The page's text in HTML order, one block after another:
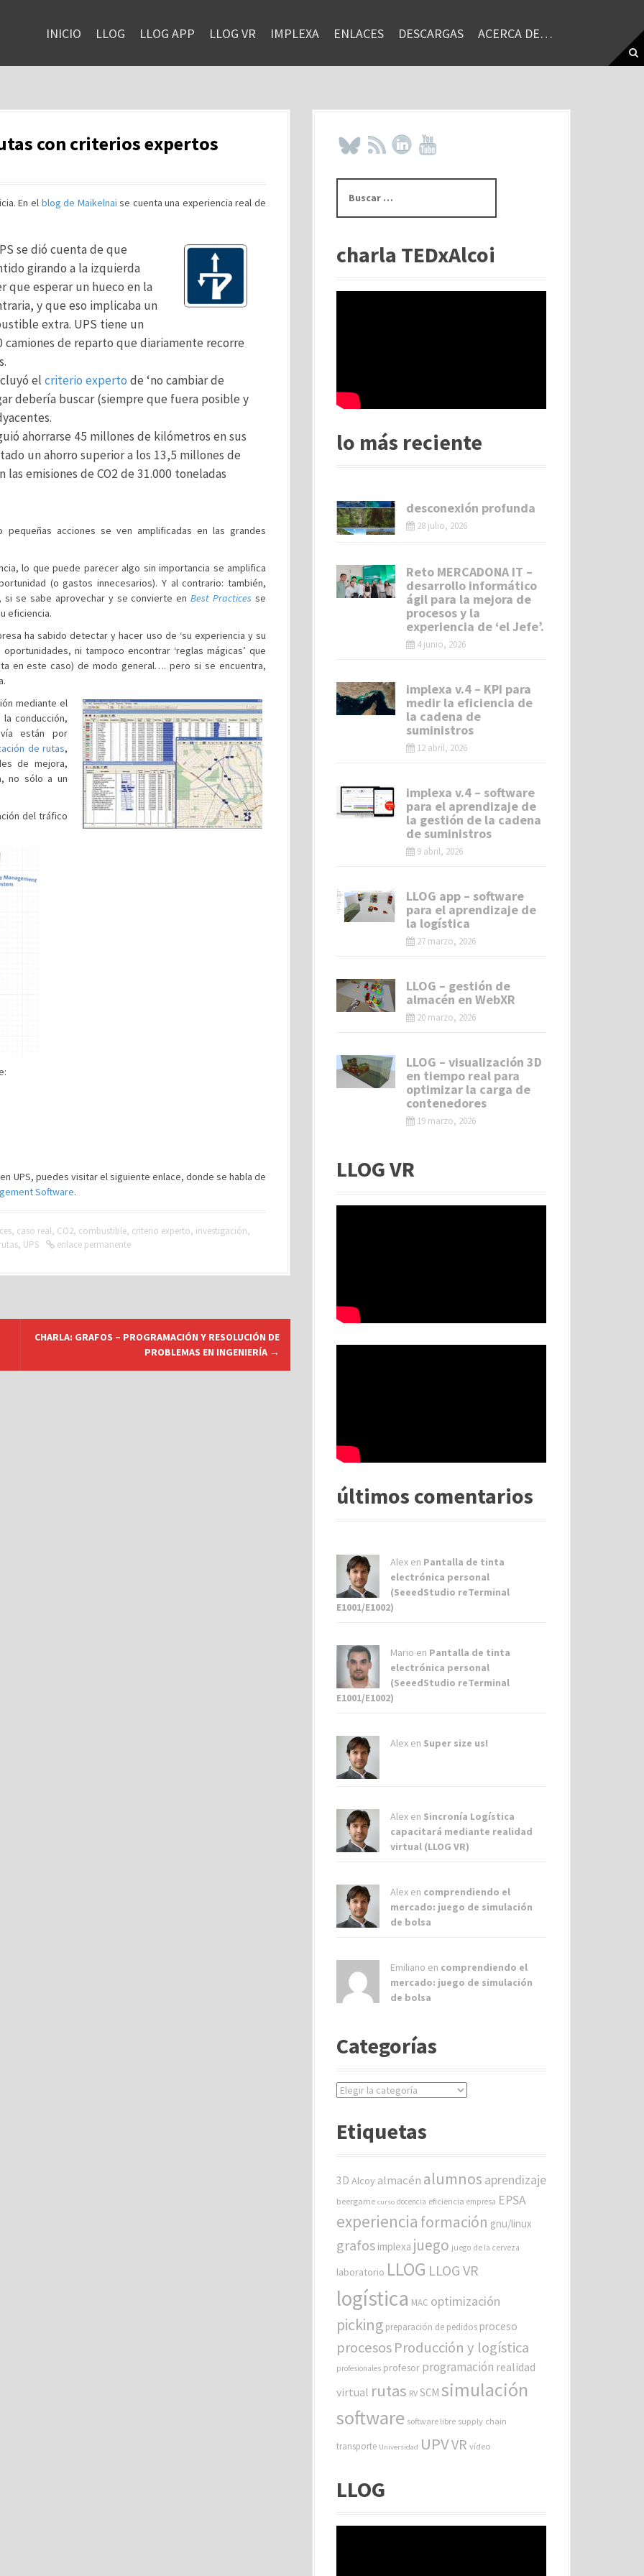
INICIO LLOG LLOG APP LLOG VR IMPLEXA ENLACES DESCARGAS ACERCA DE…
con criterios expertos
En el blog de Maikelnai se cuenta una experiencia real de
se dió cuenta de que
girando a la izquierda
que esperar un hueco en la
y que eso implicaba un
extra. UPS tiene un
camiones de reparto que diariamente recorre
el criterio experto de ‘no cambiar de
debería buscar (siempre que fuera posible y
ahorrarse 45 millones de kilómetros en sus
un ahorro superior a los 13,5 millones de
emisiones de CO2 de 31.000 toneladas
acciones se ven amplificadas en las grandes
lo que puede parecer algo sin importancia se amplifica
(o gastos innecesarios). Y al contrario: también,
si se sabe aprovechar y se convierte enBest Practices se
eficiencia.
ha sabido detectar y hacer uso de ‘su experiencia y su
ni tampoco encontrar ‘reglas mágicas’ que
en este caso) de modo general…. pero si se encuentra,
mediante el
conducción,
están por
de rutas,
de mejora,
no sólo a un
del tráfico
UPS, puedes visitar el siguiente enlace, donde se habla de
Software.
, caso real, CO2, combustible, criterio experto, investigación,
rutas, UPS enlace permanente
CHARLA: GRAFOS – PROGRAMACIÓN Y RESOLUCIÓN DE
PROBLEMAS EN INGENIERÍA →
s
rcharla TEDxAlcoi
lo más reciente
desconexión profunda
28 julio, 2026
Reto MERCADONA IT –
desarrollo informático
ágil para la mejora de
procesos y la
experiencia de ‘el Jefe’.
4 junio, 2026
implexa v.4 – KPI para
medir la eficiencia de
la cadena de
suministros
12 abril, 2026
implexa v.4 – software
para el aprendizaje de
la gestión de la cadena
de suministros
9 abril, 2026
LLOG app – software
para el aprendizaje de
la logística
27 marzo, 2026
LLOG – gestión de
almacén en WebXR
20 marzo, 2026
LLOG – visualización 3D
en tiempo real para
optimizar la carga de
contenedores
19 marzo, 2026
LLOG VR
últimos comentarios
Alex en Pantalla de tinta
electrónica personal
(SeeedStudio reTerminal
E1001/E1002)
Mario en Pantalla de tinta
electrónica personal
(SeeedStudio reTerminal
E1001/E1002)
Alex en Super size us!
Alex en Sincronía Logística
capacitará mediante realidad
virtual (LLOG VR)
Alex en comprendiendo el
mercado: juego de simulación
de bolsa
Emiliano en comprendiendo el
mercado: juego de simulación
de bolsa
Categorías
C
e
r
s
Etiquetas
3D Alcoy almacén alumnos aprendizaje
beergame curso docencia eficiencia empresa EPSA
experiencia formación gnu/linux
grafos implexa juego juego de la cerveza
laboratorio LLOG LLOG VR
logística MAC optimización
picking preparación de pedidos proceso
procesosProducción y logística
profesionales profesor programación realidad
virtual rutas RV SCM simulación
software software libre supply chain
transporte Universidad UPVVR vídeo
LLOG